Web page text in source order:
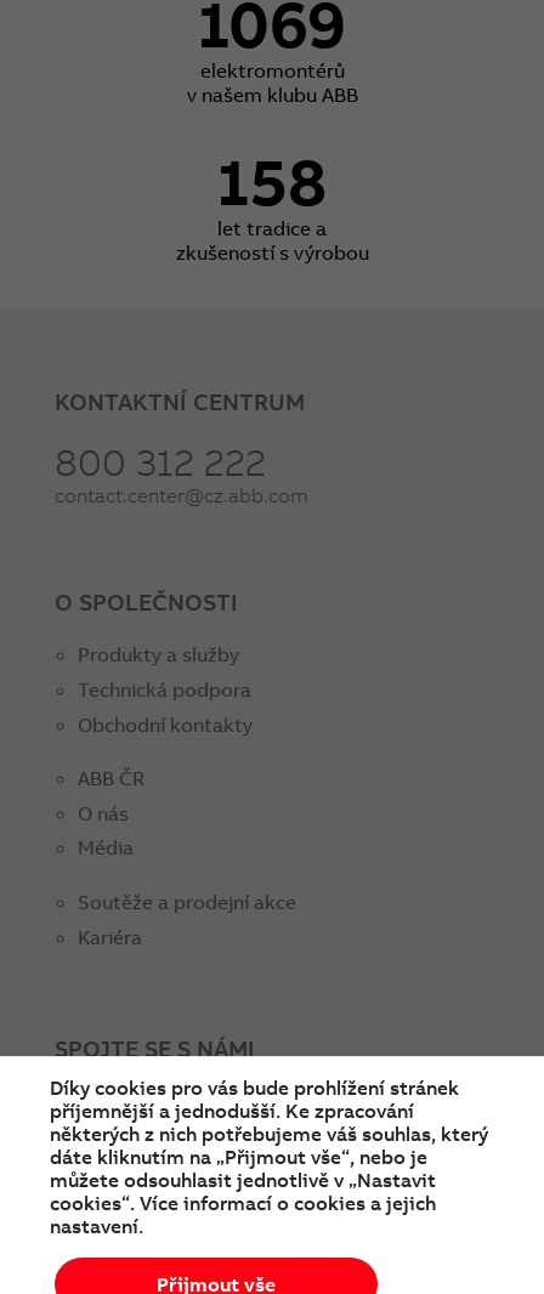
1069
elektromontérů
v našem klubu ABB
158
let tradice a
zkušeností s výrobou
KONTAKTNÍ CENTRUM
800 312 222
contact.center@cz.abb.com
O SPOLEČNOSTI
Produkty a služby
Technická podpora
Obchodní kontakty
ABB ČR
O nás
Média
Soutěže a prodejní akce
Kariéra
SPOJTE SE S NÁMI
facebookinstagramLinkedintwitteryoutube
Díky cookies pro vás bude prohlížení stránek
příjemnější a jednodušší. Ke zpracování
některých z nich potřebujeme váš souhlas, který
dáte kliknutím na „Přijmout vše“, nebo je
můžete odsouhlasit jednotlivě v „Nastavit
cookies“. Více informací o cookies a jejich
nastavení.
Přijmout vše